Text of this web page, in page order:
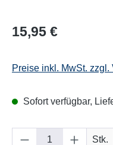
Regulärer Preis:
15,95 €
Preise inkl. MwSt. zzgl.
Sofort verfügbar,
Produkt Stk.